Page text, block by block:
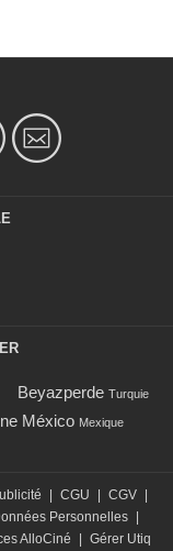
Beyazperde Turquie
México Mexique
CGU CGV
Personnelles
AlloCiné Gérer Utiq